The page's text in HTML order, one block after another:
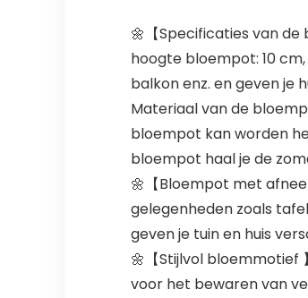
🌼【Specificaties van
hoogte bloempot: 10
balkon enz. en geven je
Materiaal van de
bloempot kan worden
bloempot haal je de
🌼【Bloempot met
gelegenheden zoals
geven je tuin en huis
🌼【Stijlvol
voor het bewaren van